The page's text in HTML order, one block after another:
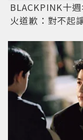
BLACKPINK十
火道歉：對不起